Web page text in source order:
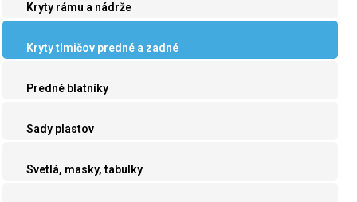
Kryty rámu a nádrže
Kryty tlmičov predné a zadné
Predné blatníky
Sady plastov
Svetlá, masky, tabulky